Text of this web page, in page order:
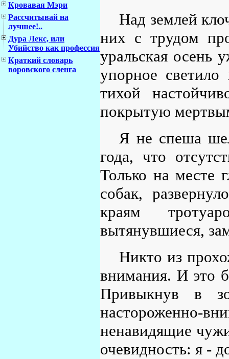
Кровавая Мэри
Рассчитывай на
лучшее!..
Дура Лекс, или
Убийство как профессия
Краткий словарь
воровского сленга
Над землей
них с трудом
уральская осень
упорное
тихой
покрытую
Я не спеша
года, что
Только на месте
собак,
краям
вытянувшиеся,
Никто из
внимания. И это
Привыкнув в
ненавидящие
очевидность: я -